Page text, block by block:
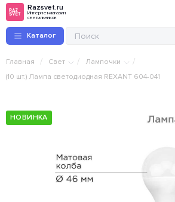
Razsvet.ru
Интернет-магазин
светильников
Каталог
Главная / Свет / Лампочки /
(10 шт.) Лампа светодиодная REXANT 604-041
НОВИНКА